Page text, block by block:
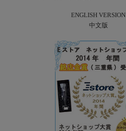
ENGLISH VERSION
中文版